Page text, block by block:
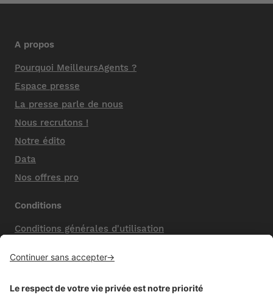
A propos
Pourquoi MeilleursAgents ?
Espace presse
La presse parle de nous
Nous recrutons !
Notre édito
Data
Nos offres pro
Conditions
Conditions générales d'utilisation
Nos honoraires de vente
Politique de confidentialité